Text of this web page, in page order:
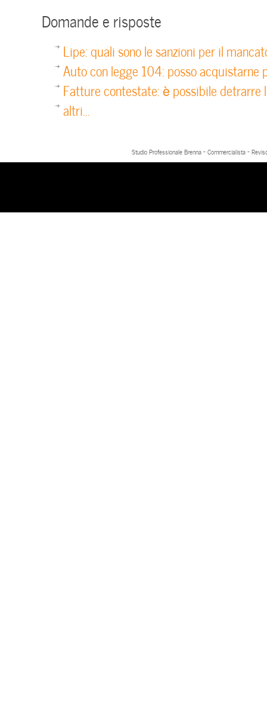
Domande e risposte
Lipe: quali sono le sanzioni per il
Auto con legge 104: posso acquistarne
Fatture contestate: è possibile detrarre
altri...
Studio Professionale Brenna - Commercialista -